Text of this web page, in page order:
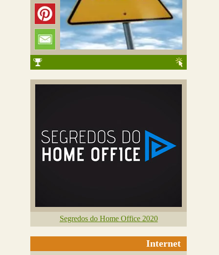
Segredos do Home Office 2020
Internet